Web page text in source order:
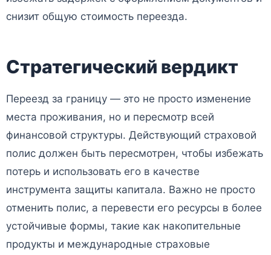
снизит общую стоимость переезда.
Стратегический вердикт
Переезд за границу — это не просто изменение
места проживания, но и пересмотр всей
финансовой структуры. Действующий страховой
полис должен быть пересмотрен, чтобы избежать
потерь и использовать его в качестве
инструмента защиты капитала. Важно не просто
отменить полис, а перевести его ресурсы в более
устойчивые формы, такие как накопительные
продукты и международные страховые